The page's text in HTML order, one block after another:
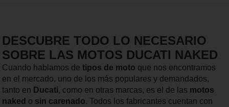
DESCUBRE TODO LO NECESARIO
SOBRE LAS MOTOS DUCATI NAKED
Cuando hablamos detipos de moto que nos encontramos
en el mercado, uno de los más populares y demandados,
tanto en Ducati, como en otras marcas, es el de las motos
naked o sin carenado. Todos los fabricantes cuentan con